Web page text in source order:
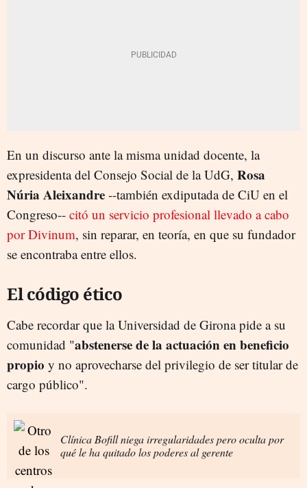
En un discurso ante la misma unidad docente, la
expresidenta del Consejo Social de la UdG, Rosa
Núria Aleixandre --también exdiputada de CiU en el
Congreso-- citó un servicio profesional llevado a cabo
por Divinum, sin reparar, en teoría, en que su fundador
se encontraba entre ellos.
El código ético
Cabe recordar que la Universidad de Girona pide a su
comunidad "abstenerse de la actuación en beneficio
propio y no aprovecharse del privilegio de ser titular de
cargo público".
Clínica Bofill niega irregularidades pero oculta por
qué le ha quitado los poderes al gerente